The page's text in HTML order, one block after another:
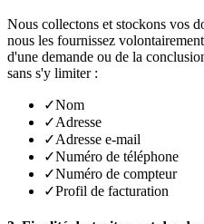
Nous collectons et stockons vos
nous les fournissez
d'une demande ou de la
sans s'y limiter :
✓Nom
✓Adresse
✓Adresse e-mail
✓Numéro de téléphone
✓Numéro de compteur
✓Profil de facturation